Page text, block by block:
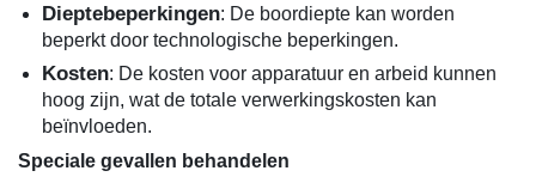
Dieptebeperkingen: De boordiepte kan worden
beperkt door technologische beperkingen.
Kosten: De kosten voor apparatuur en arbeid kunnen
hoog zijn, wat de totale verwerkingskosten kan
beïnvloeden.
Speciale gevallen behandelen